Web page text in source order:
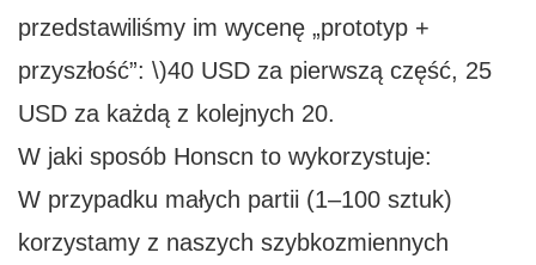
przedstawiliśmy im wycenę „prototyp +
przyszłość”: \)40 USD za pierwszą część, 25
USD za każdą z kolejnych 20.
W jaki sposób Honscn to wykorzystuje:
W przypadku małych partii (1–100 sztuk)
korzystamy z naszych szybkozmiennych